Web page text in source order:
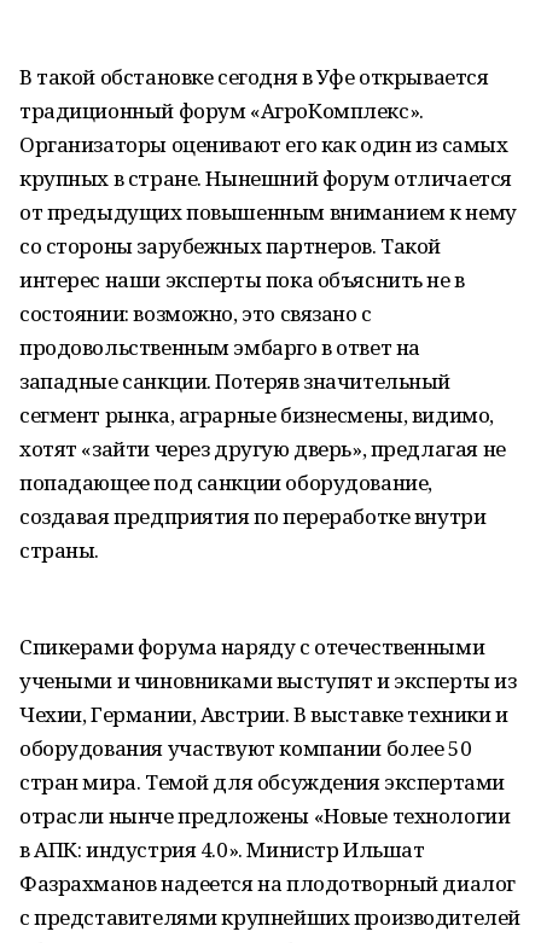
В такой обстановке сегодня в Уфе открывается
традиционный форум «АгроКомплекс».
Организаторы оценивают его как один из самых
крупных в стране. Нынешний форум отличается
от предыдущих повышенным вниманием к нему
со стороны зарубежных партнеров. Такой
интерес наши эксперты пока объяснить не в
состоянии: возможно, это связано с
продовольственным эмбарго в ответ на
западные санкции. Потеряв значительный
сегмент рынка, аграрные бизнесмены, видимо,
хотят «зайти через другую дверь», предлагая не
попадающее под санкции оборудование,
создавая предприятия по переработке внутри
страны.
Спикерами форума наряду с отечественными
учеными и чиновниками выступят и эксперты из
Чехии, Германии, Австрии. В выставке техники и
оборудования участвуют компании более 50
стран мира. Темой для обсуждения экспертами
отрасли нынче предложены «Новые технологии
в АПК: индустрия 4.0». Министр Ильшат
Фазрахманов надеется на плодотворный диалог
с представителями крупнейших производителей